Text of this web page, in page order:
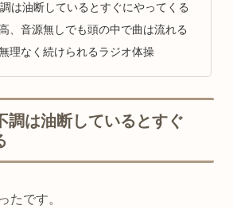
は油断しているとすぐにやってくる
、音源無しでも頭の中で曲は流れる
理なく続けられるラジオ体操
調は油断しているとすぐ
たです。